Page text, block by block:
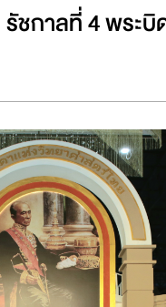
ชกาลที่ 4 พระบิ